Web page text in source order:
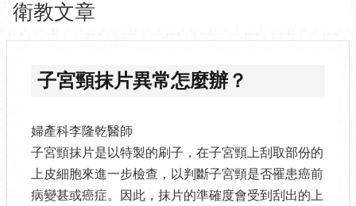
衛教文章
子宮頸抹片異常怎麼辦？
婦產科李隆乾醫師
子宮頸抹片是以特製的刷子，在子宮頸上刮取部份的
上皮細胞來進一步檢查，以判斷子宮頸是否罹患癌前
病變甚或癌症。因此，抹片的準確度會受到刮出的上